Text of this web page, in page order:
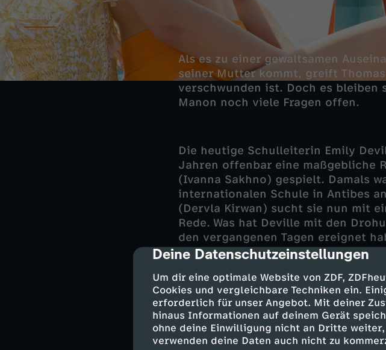
cmp-dialog-description
Deine Datenschutzeinstellungen
Um dir eine optimale Website von ZDF,
Cookies und vergleichbare Techniken ein.
erforderlich für unser Angebot. Mit deiner
hinaus Informationen auf deinem Gerät
ohne deine Einwilligung nicht an Dritte
verwenden deine Daten auch nicht zu
Details
Als es zu einer gewaltsamen
seiner Mutter kommt, greift
verschwunden ist. Doch es bleiben
Manon noch viele Fragen offen.
Die heutige Schulleiterin Emily
Jahren offenbar eine maßgebliche
(Ivanna Sakhno) gespielt. Damals
internationalen Schule in Antibes
(Dervla Kirwan) sucht sie nun mit
Rede. Was hat Deville mit den
den vergangenen Tagen ereignet
Annabelle. Als es zu einer
Manon (Shemss Audat) stößt
um Vincas Verschwinden gelöst.
Erklärung zufrieden?